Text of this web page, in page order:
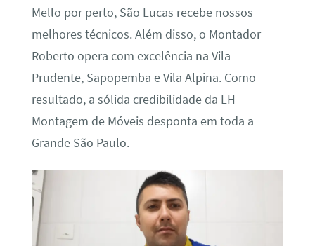
Mello por perto, São Lucas recebe nossos
melhores técnicos. Além disso, o Montador
Roberto opera com excelência na Vila
Prudente, Sapopemba e Vila Alpina. Como
resultado, a sólida credibilidade da LH
Montagem de Móveis desponta em toda a
Grande São Paulo.